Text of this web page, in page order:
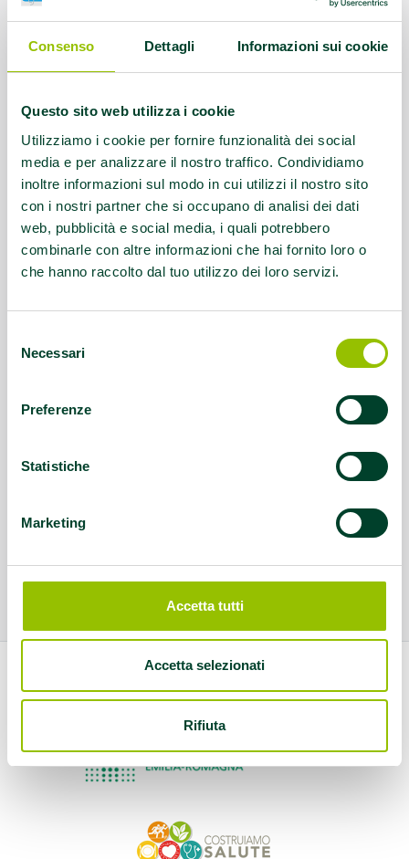
Consenso Dettagli Informazioni sui cookie
Questo sito web utilizza i cookie
Utilizziamo i cookie per fornire funzionalità dei social
media e per analizzare il nostro traffico. Condividiamo
inoltre informazioni sul modo in cui utilizzi il nostro sito
con i nostri partner che si occupano di analisi dei dati
web, pubblicità e social media, i quali potrebbero
combinarle con altre informazioni che hai fornito loro o
che hanno raccolto dal tuo utilizzo dei loro servizi.
delNecessari
Preferenze
Statistiche
Marketing
Accetta tutti
Accetta selezionati
Rifiuta
Referente:Voltolini Marta
Contatti:lo.stradello@gmail.com;
Servizio rivolto a:Tutte le disabilità
Questo contenuto si trova inDisabilità e sport